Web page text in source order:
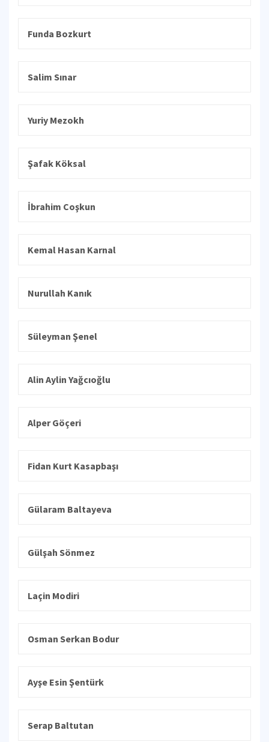
Funda Bozkurt
Salim Sınar
Yuriy Mezokh
Şafak Köksal
İbrahim Coşkun
Kemal Hasan Karnal
Nurullah Kanık
Süleyman Şenel
Alin Aylin Yağcıoğlu
Alper Göçeri
Fidan Kurt Kasapbaşı
Gülaram Baltayeva
Gülşah Sönmez
Laçin Modiri
Osman Serkan Bodur
Ayşe Esin Şentürk
Serap Baltutan